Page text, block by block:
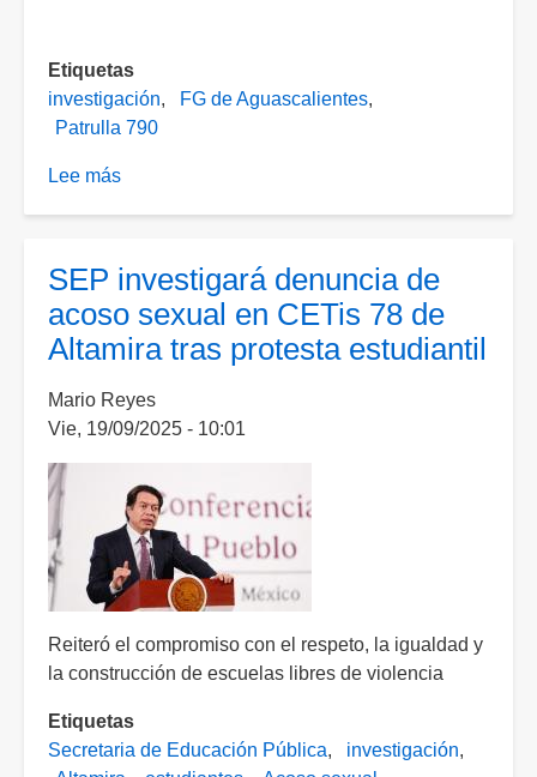
Etiquetas
investigación
FG de Aguascalientes
Patrulla 790
Lee más
a
un
hombre
herida
en
cuello
en
una
vivienda
del
fraccionamiento
Ojocaliente
SEP investigará denuncia de
acoso sexual en CETis 78 de
Altamira tras protesta estudiantil
Mario Reyes
Vie, 19/09/2025 - 10:01
Reiteró el compromiso con el respeto, la igualdad y
la construcción de escuelas libres de violencia
Etiquetas
Secretaria de Educación Pública
investigación